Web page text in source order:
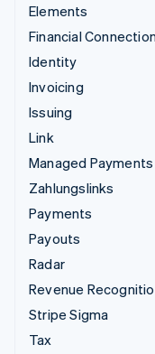
Elements
Financial
Identity
Invoicing
Issuing
Link
Managed Payments
Zahlungslinks
Payments
Payouts
Radar
Revenue
Stripe Sigma
Tax